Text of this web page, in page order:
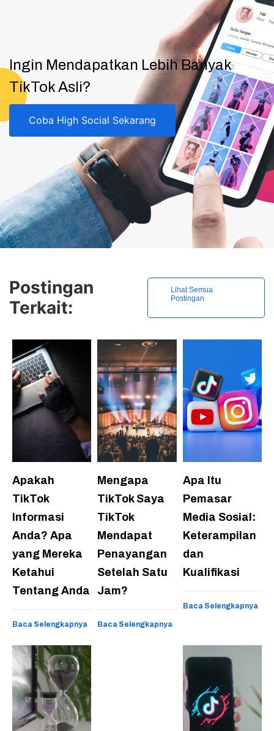
Ingin Mendapatkan Lebih Banyak
TikTok Asli?
Coba High Social Sekarang
Postingan
Terkait:
Lihat Semua
Postingan
Apakah
TikTok
Informasi
Anda? Apa
yang Mereka
Ketahui
Tentang Anda
Baca Selengkapnya
Mengapa
TikTok Saya
TikTok
Mendapat
Penayangan
Setelah Satu
Jam?
Baca Selengkapnya
Apa Itu
Pemasar
Media Sosial:
Keterampilan
dan
Kualifikasi
Baca Selengkapnya